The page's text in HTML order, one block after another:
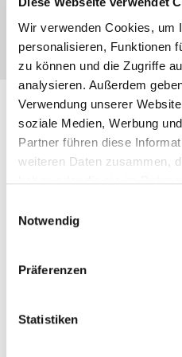
Wir verwenden Cookies, um
personalisieren, Funktionen
zu können und die Zugriffe
analysieren. Außerdem
Verwendung unserer
soziale Medien, Werbung
Partner führen diese
weiteren Daten zusammen,
Cookies, wenn Sie unsere
Notwendig
Präferenzen
Statistiken
Buchungssystem
um das Studium. Gerne
akademien.de